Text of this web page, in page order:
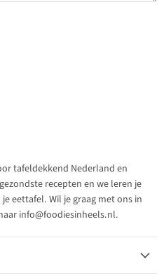
tafeldekkend Nederland en
recepten en we leren je
eettafel. Wil je graag met ons in
info@foodiesinheels.nl.